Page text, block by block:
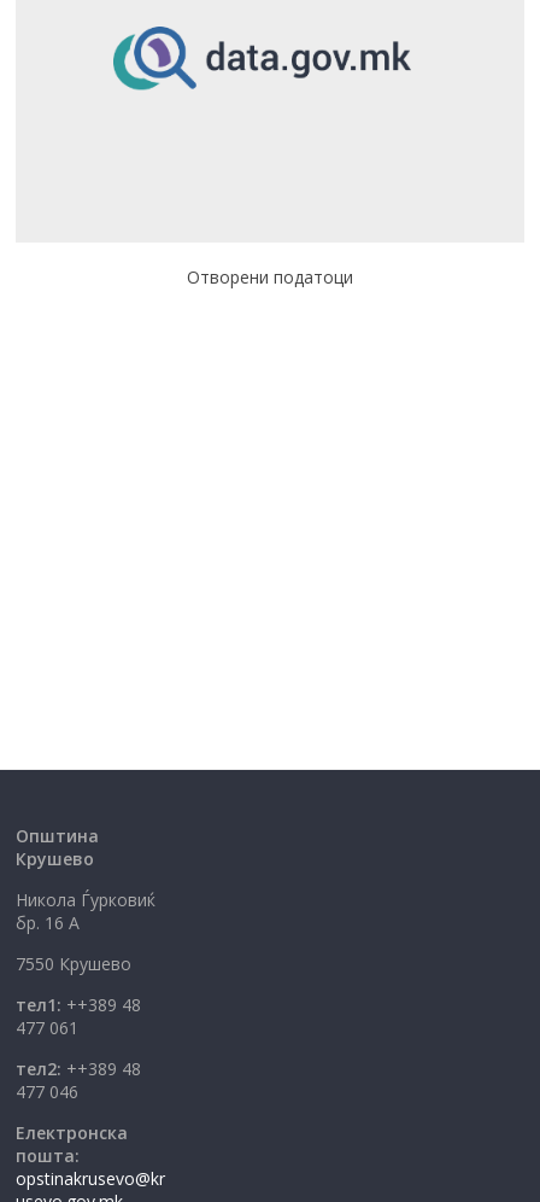
Отворени податоци
Општина
Крушево
Никола Ѓурковиќ
бр. 16 А
7550 Крушево
тел1: ++389 48
477 061
тел2: ++389 48
477 046
Електронска
пошта:
opstinakrusevo@kr